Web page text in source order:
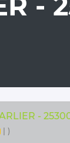
-
| )